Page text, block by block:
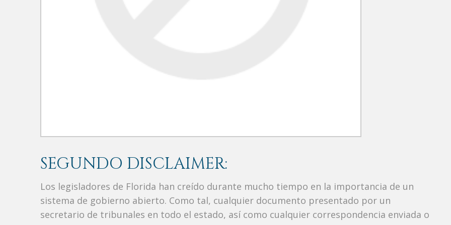
SEGUNDO DISCLAIMER:
Los legisladores de Florida han creído durante mucho tiempo en la importancia de un
sistema de gobierno abierto. Como tal, cualquier documento presentado por un
secretario de tribunales en todo el estado, así como cualquier correspondencia enviada o